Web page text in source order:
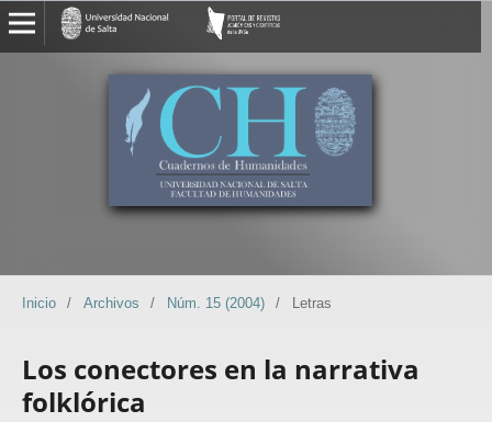
Inicio / Archivos / Núm. 15 (2004) / Letras
Los conectores en la narrativa
folklórica